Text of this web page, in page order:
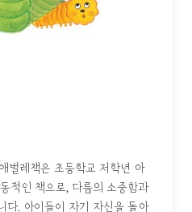
벌레책은 초등학교 저학년 아
적인 책으로, 다름의 소중함과
다. 아이들이 자기 자신을 돌아